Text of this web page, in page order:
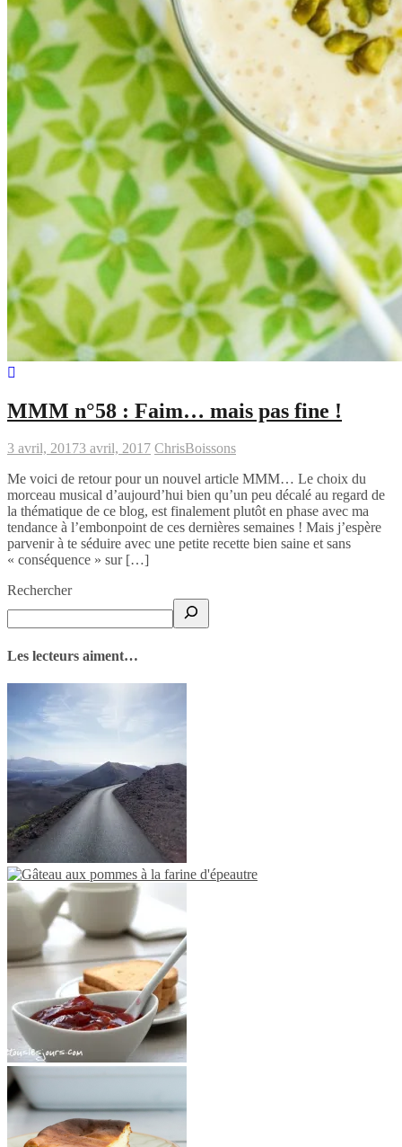
MMM n°58 : Faim… mais pas fine !
3 avril, 20173 avril, 2017 ChrisBoissons
Me voici de retour pour un nouvel article MMM… Le choix du
morceau musical d’aujourd’hui bien qu’un peu décalé au regard de
la thématique de ce blog, est finalement plutôt en phase avec ma
tendance à l’embonpoint de ces dernières semaines ! Mais j’espère
parvenir à te séduire avec une petite recette bien saine et sans
« conséquence » sur […]
Rechercher
Les lecteurs aiment…